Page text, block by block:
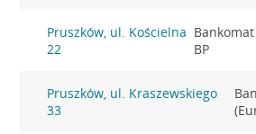
Pruszków, ul. Kościelna
22
BP
Pruszków, ul. Kraszewskiego
33